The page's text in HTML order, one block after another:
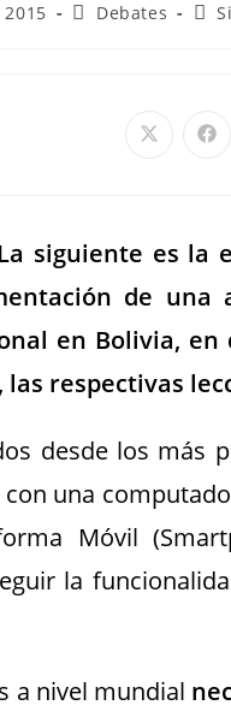
Debates
siguiente es la
de una
en Bolivia,
respectivas
desde los más
una
Móvil
la
a nivel mundial